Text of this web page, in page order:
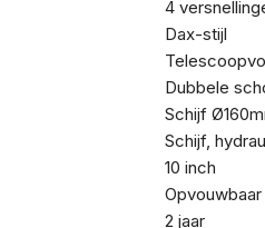
4
Dax-stijl
Dubbele
Schijf
Schijf,
10 inch
Opvouwbaar
2 jaar